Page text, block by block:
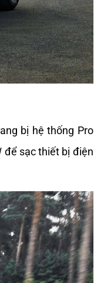
bị hệ thống Pro
để sạc thiết bị điện